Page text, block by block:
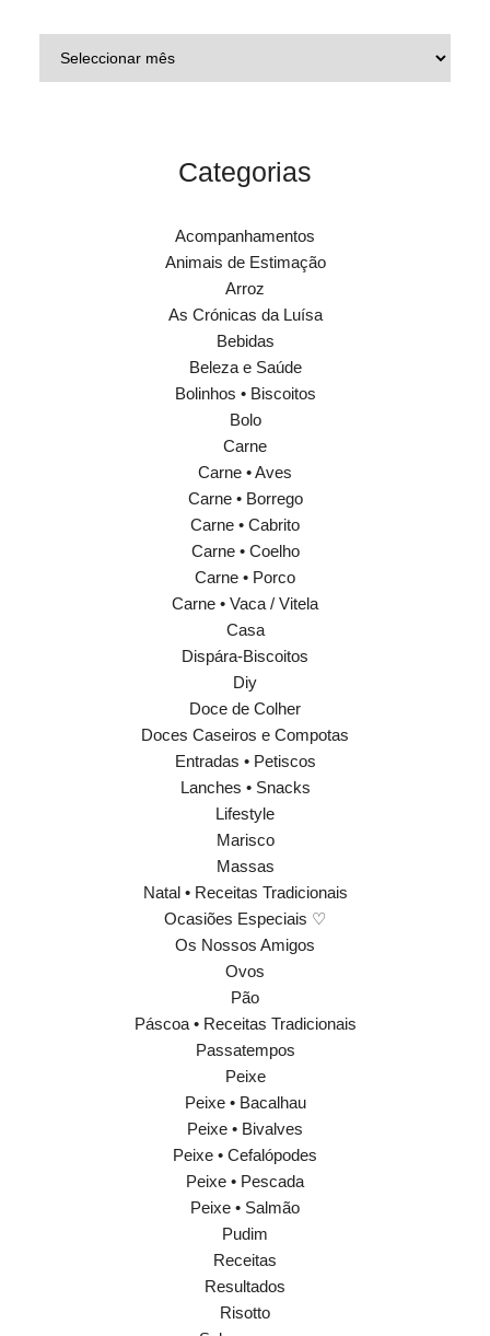
Categorias
Acompanhamentos
Animais de Estimação
Arroz
As Crónicas da Luísa
Bebidas
Beleza e Saúde
Bolinhos • Biscoitos
Bolo
Carne
Carne • Aves
Carne • Borrego
Carne • Cabrito
Carne • Coelho
Carne • Porco
Carne • Vaca / Vitela
Casa
Dispára-Biscoitos
Diy
Doce de Colher
Doces Caseiros e Compotas
Entradas • Petiscos
Lanches • Snacks
Lifestyle
Marisco
Massas
Natal • Receitas Tradicionais
Ocasiões Especiais ♡
Os Nossos Amigos
Ovos
Pão
Páscoa • Receitas Tradicionais
Passatempos
Peixe
Peixe • Bacalhau
Peixe • Bivalves
Peixe • Cefalópodes
Peixe • Pescada
Peixe • Salmão
Pudim
Receitas
Resultados
Risotto